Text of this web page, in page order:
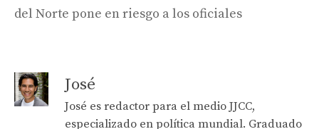
del Norte pone en riesgo a los oficiales
José
José es redactor para el medio JJCC,
especializado en política mundial. Graduado